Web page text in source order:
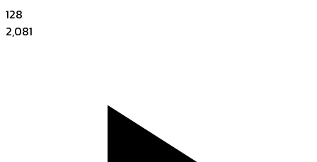
128
2,081